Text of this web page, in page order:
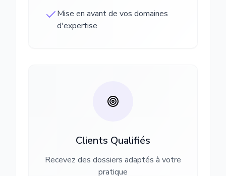
Mise en avant de vos domaines
d'expertise
Clients Qualifiés
Recevez des dossiers adaptés à votre
pratique